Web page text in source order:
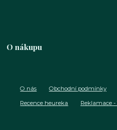
O nákupu
O nás Obchodní podmínky
Recence heureka Reklamace